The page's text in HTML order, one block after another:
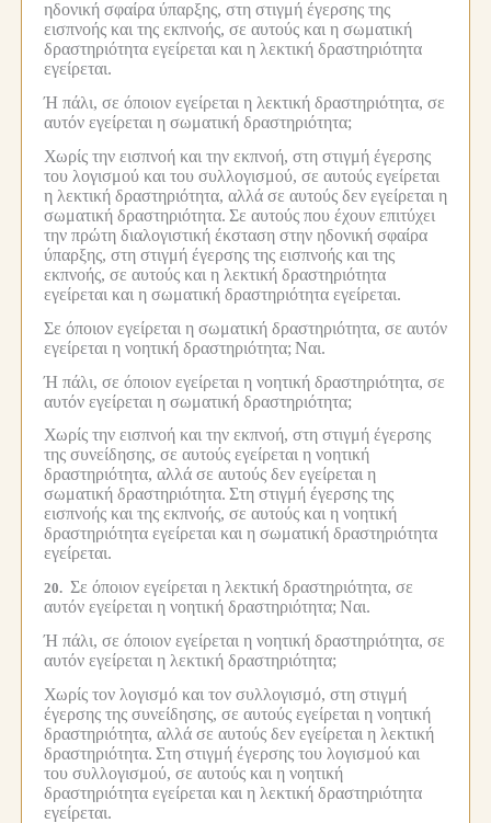
ηδονική σφαίρα ύπαρξης, στη στιγμή έγερσης της
εισπνοής και της εκπνοής, σε αυτούς και η σωματική
δραστηριότητα εγείρεται και η λεκτική δραστηριότητα
εγείρεται.
Ή πάλι, σε όποιον εγείρεται η λεκτική δραστηριότητα, σε
αυτόν εγείρεται η σωματική δραστηριότητα;
Χωρίς την εισπνοή και την εκπνοή, στη στιγμή έγερσης
του λογισμού και του συλλογισμού, σε αυτούς εγείρεται
η λεκτική δραστηριότητα, αλλά σε αυτούς δεν εγείρεται η
σωματική δραστηριότητα. Σε αυτούς που έχουν επιτύχει
την πρώτη διαλογιστική έκσταση στην ηδονική σφαίρα
ύπαρξης, στη στιγμή έγερσης της εισπνοής και της
εκπνοής, σε αυτούς και η λεκτική δραστηριότητα
εγείρεται και η σωματική δραστηριότητα εγείρεται.
Σε όποιον εγείρεται η σωματική δραστηριότητα, σε αυτόν
εγείρεται η νοητική δραστηριότητα; Ναι.
Ή πάλι, σε όποιον εγείρεται η νοητική δραστηριότητα, σε
αυτόν εγείρεται η σωματική δραστηριότητα;
Χωρίς την εισπνοή και την εκπνοή, στη στιγμή έγερσης
της συνείδησης, σε αυτούς εγείρεται η νοητική
δραστηριότητα, αλλά σε αυτούς δεν εγείρεται η
σωματική δραστηριότητα. Στη στιγμή έγερσης της
εισπνοής και της εκπνοής, σε αυτούς και η νοητική
δραστηριότητα εγείρεται και η σωματική δραστηριότητα
εγείρεται.
20. Σε όποιον εγείρεται η λεκτική δραστηριότητα, σε
αυτόν εγείρεται η νοητική δραστηριότητα; Ναι.
Ή πάλι, σε όποιον εγείρεται η νοητική δραστηριότητα, σε
αυτόν εγείρεται η λεκτική δραστηριότητα;
Χωρίς τον λογισμό και τον συλλογισμό, στη στιγμή
έγερσης της συνείδησης, σε αυτούς εγείρεται η νοητική
δραστηριότητα, αλλά σε αυτούς δεν εγείρεται η λεκτική
δραστηριότητα. Στη στιγμή έγερσης του λογισμού και
του συλλογισμού, σε αυτούς και η νοητική
δραστηριότητα εγείρεται και η λεκτική δραστηριότητα
εγείρεται.